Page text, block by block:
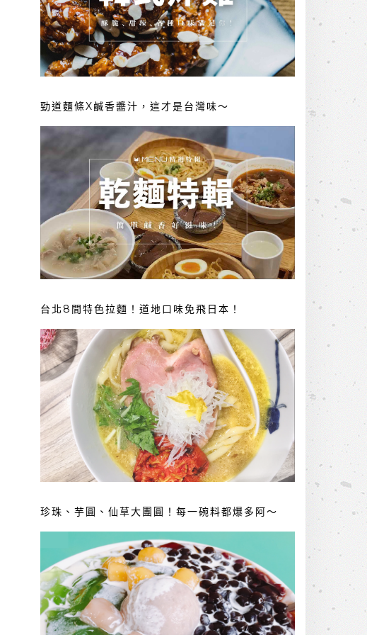
勁道麵條X鹹香醬汁，這才是台灣味～
台北8間特色拉麵！道地口味免飛日本！
珍珠、芋圓、仙草大團圓！每一碗料都爆多阿～